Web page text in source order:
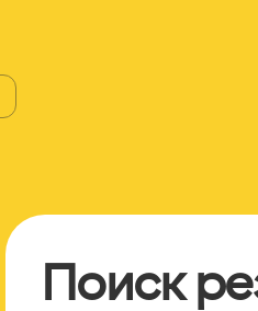
Поиск